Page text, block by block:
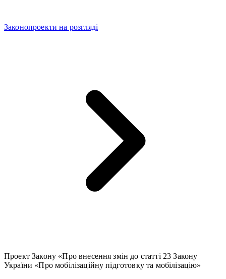
Законопроекти на розгляді
Проект Закону «Про внесення змін до статті 23 Закону
України «Про мобілізаційну підготовку та мобілізацію»